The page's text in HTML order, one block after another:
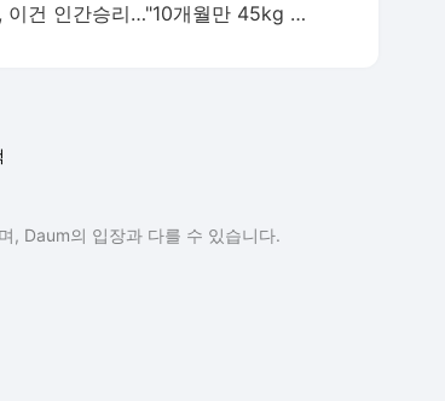
이순실, 이건 인간승리…"10개월만 45kg 뺐다" 위고비로 대박, 몰라보게 달라졌다 (동치미쇼)
, Daum의 입장과 다를 수 있습니다.